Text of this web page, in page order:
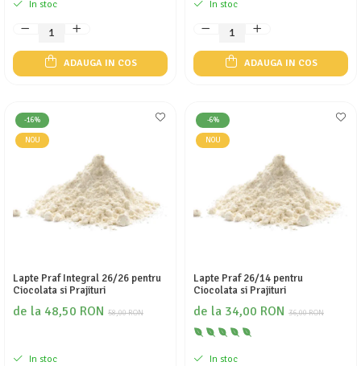
In stoc
ADAUGA IN COS
In stoc
ADAUGA IN COS
-16%
NOU
Lapte Praf Integral 26/26 pentru
Ciocolata si Prajituri
58,00 RON
de la 48,50 RON
In stoc
-6%
NOU
Lapte Praf 26/14 pentru
Ciocolata si Prajituri
36,00 RON
de la 34,00 RON
In stoc